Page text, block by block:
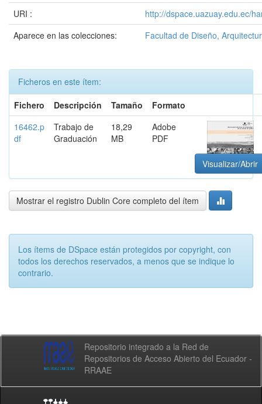
URI :
http://dspace.uazuay.edu.ec/
Aparece en las colecciones:
Facultad de Diseño,
Ficheros en este ítem:
Fichero
Descripción Tamaño
Formato
16462.p
df
Trabajo de
Graduación
18,29
MB
Adobe
PDF
Visualizar/Abrir
Mostrar el registro Dublin Core completo del ítem
Los ítems de DSpace están protegidos por copyright, con
todos los derechos reservados, a menos que se indique lo
contrario.
Repositorio integrado a la Red de
Repositorios de Acceso Abierto del Ecuador -
RRAAE